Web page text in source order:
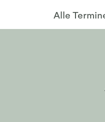
Alle